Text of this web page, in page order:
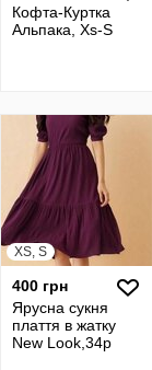
Кофта-Куртка
Альпака, Xs-S
XS, S
400 грн
Ярусна сукня
плаття в жатку
New Look,34p